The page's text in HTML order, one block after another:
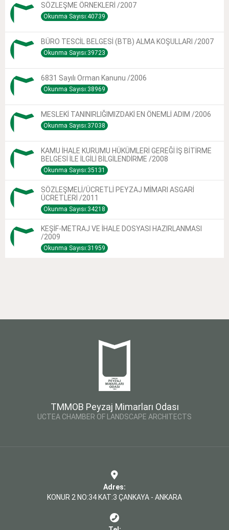
SÖZLEŞME ÖRNEKLERİ /2007
Okunma Sayısı:40739
BÜRO TESCİL BELGESİ (BTB) ALMA KOŞULLARI /2007
Okunma Sayısı:39723
6831 Sayılı Orman Kanunu /2006
Okunma Sayısı:38969
MESLEKİ TANINIRLIĞIMIZDAKİ EN ÖNEMLİ ADIM /2006
Okunma Sayısı:37038
KAMU İHALE KURUMU HÜKÜMLERİ GEREĞİ İŞ BİTİRME
BELGESİ İLE İLGİLİ BİLGİLENDİRME /2008
Okunma Sayısı:35131
SÖZLEŞMELİ/ÜCRETLİ PEYZAJ MİMARI ASGARİ
ÜCRETLERİ /2011
Okunma Sayısı:34218
KEŞİF-METRAJ VE İHALE DOSYASI HAZIRLANMASI
/2009
Okunma Sayısı:31959
TMMOB Peyzaj Mimarları Odası
UCTEA CHAMBER OF LANDSCAPE ARCHITECTS
Adres:
KONUR 2 NO:34 KAT:3 ÇANKAYA - ANKARA